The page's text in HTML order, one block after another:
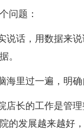
问题：
话，用数据来说
。
里过一遍，明确
长的工作是管理
的发展越来越好，